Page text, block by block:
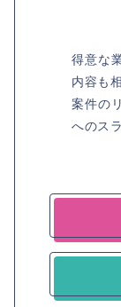
得意な
内容も
案件の
へのス